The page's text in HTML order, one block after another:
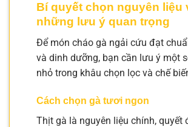
Bí quyết chọn nguyên liệu
những lưu ý quan trọng
Để món cháo gà ngải cứu đạt
và dinh dưỡng, bạn cần lưu ý một
nhỏ trong khâu chọn lọc và chế
Cách chọn gà tươi ngon
Thịt gà là nguyên liệu chính, quyết